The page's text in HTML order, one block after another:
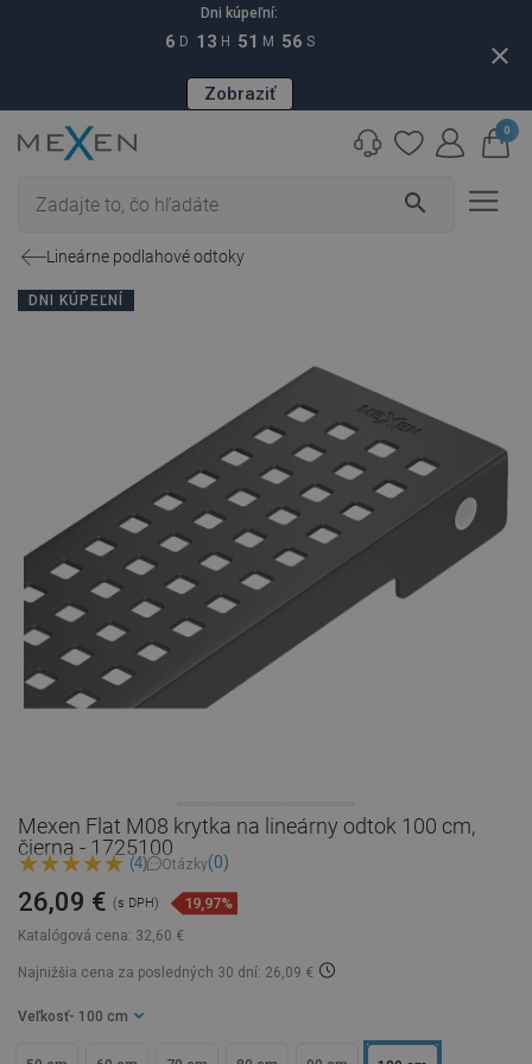
Dni kúpeľní:
6 D 13 H 51 M 55 S
Zobraziť
close
search
0
Lineárne podlahové odtoky
DNI KÚPEĽNÍ
Mexen Flat M08 krytka na lineárny odtok 100 cm,
čierna - 1725100
(4) Otázky(0)
Katalógová cena: 32,60 €
26,09 € (s DPH) 19,97%
Najnižšia cena za posledných 30 dní: 26,09 €
Veľkosť - 100 cm